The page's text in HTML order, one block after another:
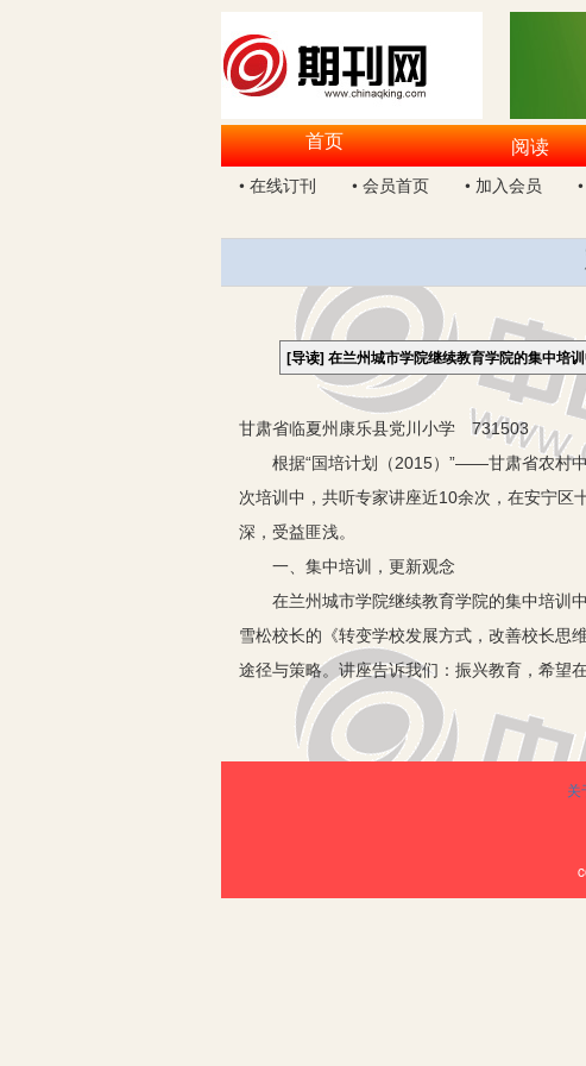
首页 阅读
• 在线订刊
• 会员首页 • 加入会员
[导读]在兰州城市学院继续教育学院的集中培
甘肃省临夏州康乐县党川小学 731503
根据“国培计划（2015）”——甘肃省农村中
次培训中，共听专家讲座近10余次，在安宁区
深，受益匪浅。
一、集中培训，更新观念
在兰州城市学院继续教育学院的集中培训中
雪松校长的《转变学校发展方式，改善校长思
途径与策略。讲座告诉我们：振兴教育，希望
人格魅力和管理艺术是一名成功校长的具体构
高，在改革中发展完善。
这次影子培训我去的是安宁区十里店小学。
受社会各界的赞誉。在王丽红校长的介绍中
凑、校园文化高雅和谐；感受到了教师的敬
关